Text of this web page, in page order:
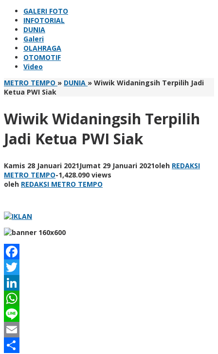
GALERI FOTO
INFOTORIAL
DUNIA
Galeri
OLAHRAGA
OTOMOTIF
Video
METRO TEMPO » DUNIA » Wiwik Widaningsih Terpilih Jadi
Ketua PWI Siak
Wiwik Widaningsih Terpilih
Jadi Ketua PWI Siak
Kamis 28 Januari 2021Jumat 29 Januari 2021oleh REDAKSI
METRO TEMPO-1,428.090 views
oleh REDAKSI METRO TEMPO
Facebook
Twitter
LinkedIn
WhatsApp
Line
Email